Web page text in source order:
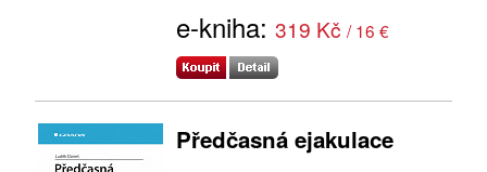
e-kniha: 319 Kč / 16 €
Předčasná ejakulace